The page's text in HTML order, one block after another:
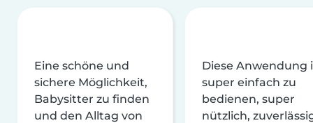
Eine schöne und
sichere Möglichkeit,
Babysitter zu finden
und den Alltag von
Diese Anwendung
super einfach zu
bedienen, super
nützlich,